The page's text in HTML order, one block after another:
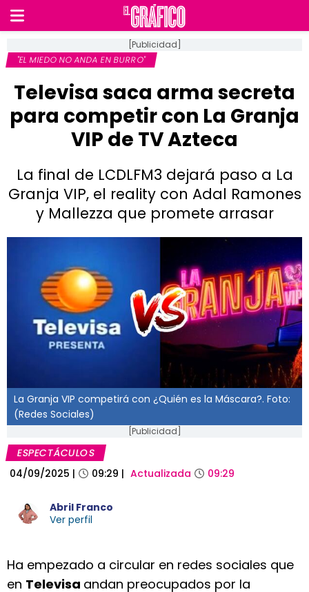
[Publicidad]
"EL MIEDO NO ANDA EN BURRO"
Televisa saca arma secreta
para competir con La Granja
VIP de TV Azteca
La final de LCDLFM3 dejará paso a La
Granja VIP, el reality con Adal Ramones
y Mallezza que promete arrasar
La Granja VIP competirá con ¿Quién es la Máscara?. Foto:
(Redes Sociales)
[Publicidad]
ESPECTÁCULOS
04/09/2025 | 09:29 | Actualizada 09:29
Abril Franco
Ver perfil
Ha empezado a circular en redes sociales que
en Televisa andan preocupados por la